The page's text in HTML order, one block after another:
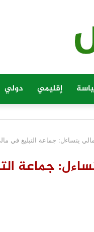
إقليمي دولي
يتساءل: جماعة التبليغ في
جماعة